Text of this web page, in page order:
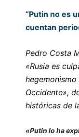
“Putin no es
cuentan
Pedro Costa
«Rusia es
Occidente»,
históricas de
«Putin lo ha